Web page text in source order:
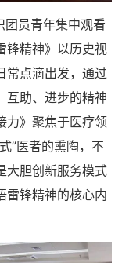
团员青年集中观看
锋精神》以历史视
常点滴出发，通过
互助、进步的精神
力》聚焦于医疗领
”医者的熏陶，不
大胆创新服务模式
雷锋精神的核心内